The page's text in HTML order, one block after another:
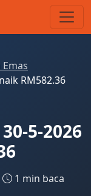
RM582.36
5-2026
1 min baca